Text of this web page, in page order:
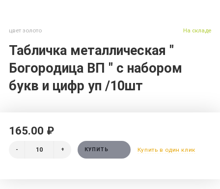
цвет золото
Табличка металлическая "
Богородица ВП " с набором
букв и цифр уп /10шт
На складе
165.00 ₽
- + КУПИТЬ Купить в один клик